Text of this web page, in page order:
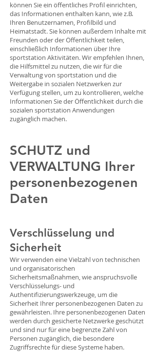
können Sie ein öffentliches Profil einrichten,
das Informationen enthalten kann, wie z.B.
Ihren Benutzernamen, Profilbild und
Heimatstadt. Sie können außerdem Inhalte mit
Freunden oder der Öffentlichkeit teilen,
einschließlich Informationen über Ihre
sportstation Aktivitäten. Wir empfehlen Ihnen,
die Hilfsmittel zu nutzen, die wir für die
Verwaltung von sportstation und die
Weitergabe in sozialen Netzwerken zur
Verfügung stellen, um zu kontrollieren, welche
Informationen Sie der Öffentlichkeit durch die
sozialen sportstation Anwendungen
zugänglich machen.
SCHUTZ und
VERWALTUNG Ihrer
personenbezogenen
Daten
Verschlüsselung und
Sicherheit
Wir verwenden eine Vielzahl von technischen
und organisatorischen
Sicherheitsmaßnahmen, wie anspruchsvolle
Verschlüsselungs- und
Authentifizierungswerkzeuge, um die
Sicherheit Ihrer personenbezogenen Daten zu
gewährleisten. Ihre personenbezogenen Daten
werden durch gesicherte Netzwerke geschützt
und sind nur für eine begrenzte Zahl von
Personen zugänglich, die besondere
Zugriffsrechte für diese Systeme haben.